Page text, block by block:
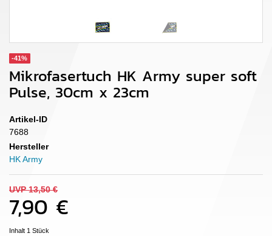
-41%
Mikrofasertuch HK Army super soft
Pulse, 30cm x 23cm
Artikel-ID
7688
Hersteller
HK Army
UVP 13,50 €
7,90 €
Inhalt 1 Stück